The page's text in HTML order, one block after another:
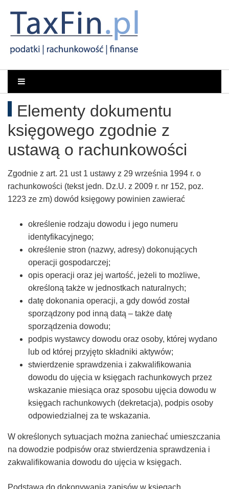
Rachunkowość,
Podatki,
VAT,
Orzeczenia
NSA
i
WSA
Taxfin.pl
Portal
dla
księgowych
Elementy dokumentu
księgowego zgodnie z
ustawą o rachunkowości
Zgodnie z art. 21 ust 1 ustawy z 29 września 1994 r. o
rachunkowości (tekst jedn. Dz.U. z 2009 r. nr 152, poz.
1223 ze zm) dowód księgowy powinien zawierać
określenie rodzaju dowodu i jego numeru
identyfikacyjnego;
określenie stron (nazwy, adresy) dokonujących
operacji gospodarczej;
opis operacji oraz jej wartość, jeżeli to możliwe,
określoną także w jednostkach naturalnych;
datę dokonania operacji, a gdy dowód został
sporządzony pod inną datą – także datę
sporządzenia dowodu;
podpis wystawcy dowodu oraz osoby, której wydano
lub od której przyjęto składniki aktywów;
stwierdzenie sprawdzenia i zakwalifikowania
dowodu do ujęcia w księgach rachunkowych przez
wskazanie miesiąca oraz sposobu ujęcia dowodu w
księgach rachunkowych (dekretacja), podpis osoby
odpowiedzialnej za te wskazania.
W określonych sytuacjach można zaniechać umieszczania
na dowodzie podpisów oraz stwierdzenia sprawdzenia i
zakwalifikowania dowodu do ujęcia w księgach.
Podstawą do dokonywania zapisów w księgach